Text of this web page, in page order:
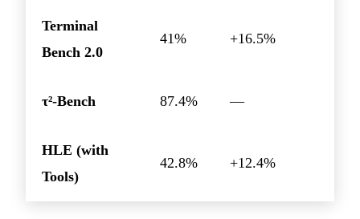
Terminal
Bench 2.0
41% +16.5%
τ²-Bench 87.4% —
HLE (with
Tools)
42.8% +12.4%